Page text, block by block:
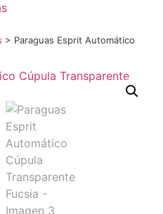
> Paraguas Esprit Automático